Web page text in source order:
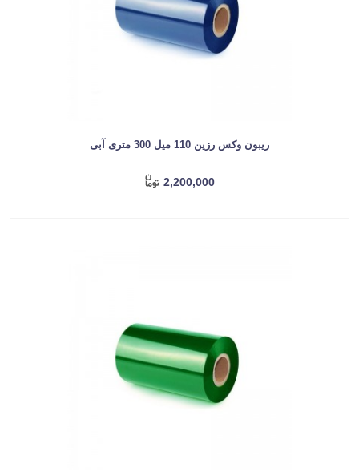
ریبون وکس رزین 110 میل 300 متری آبی
2,200,000